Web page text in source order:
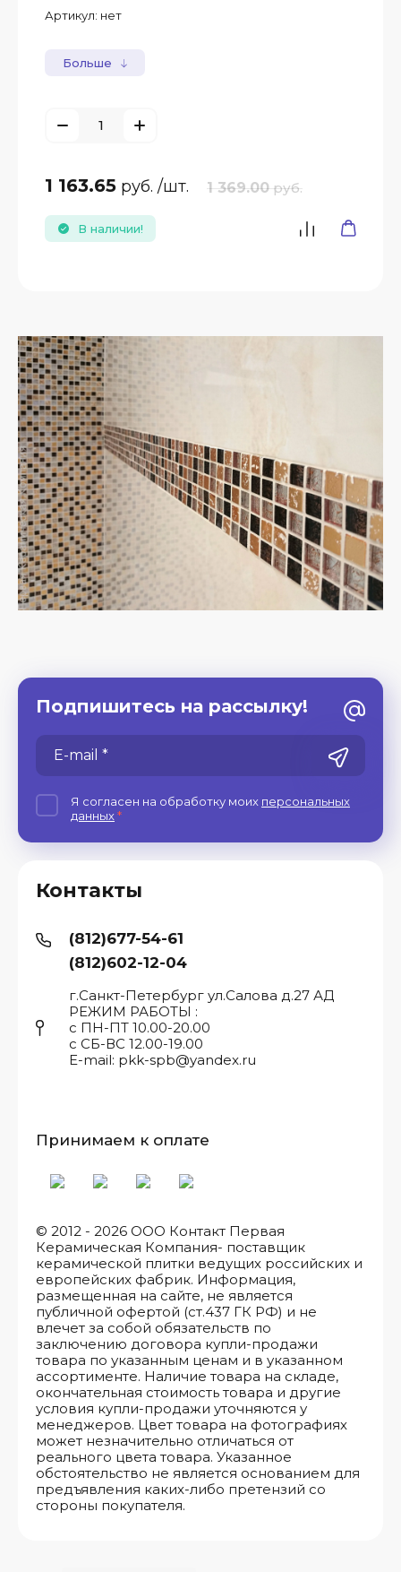
Артикул: нет
Больше
1 163.65 руб. /шт. 1 369.00 руб.
В наличии!
© 2012 - 2026 ООО Контакт Первая
Керамическая Компания- поставщик
керамической плитки ведущих российских и
европейских фабрик. Информация,
размещенная на сайте, не является
публичной офертой (ст.437 ГК РФ) и не
влечет за собой обязательств по
заключению договора купли-продажи
товара по указанным ценам и в указанном
ассортименте. Наличие товара на складе,
окончательная стоимость товара и другие
условия купли-продажи уточняются у
менеджеров. Цвет товара на фотографиях
может незначительно отличаться от
реального цвета товара. Указанное
обстоятельство не является основанием для
предъявления каких-либо претензий со
стороны покупателя.
Контакты
(812)677-54-61
(812)602-12-04
г.Санкт-Петербург ул.Салова д.27 АД
РЕЖИМ РАБОТЫ :
с ПН-ПТ 10.00-20.00
с СБ-ВС 12.00-19.00
E-mail: pkk-spb@yandex.ru
Принимаем к оплате
Подпишитесь на рассылку!
Я согласен на обработку моих персональных
данных*